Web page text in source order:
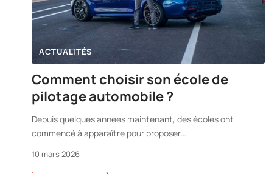
ACTUALITÉS
Comment choisir son école de
pilotage automobile ?
Depuis quelques années maintenant, des écoles ont
commencé à apparaître pour proposer…
10 mars 2026